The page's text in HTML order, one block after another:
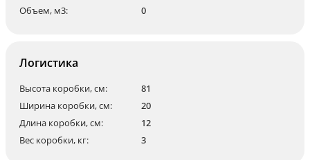
Объем, м3:
0
Логистика
Высота коробки, см:
81
Ширина коробки, см:
20
Длина коробки, см:
12
Вес коробки, кг:
3